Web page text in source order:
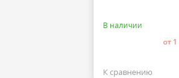
В наличии
от
К сравнению